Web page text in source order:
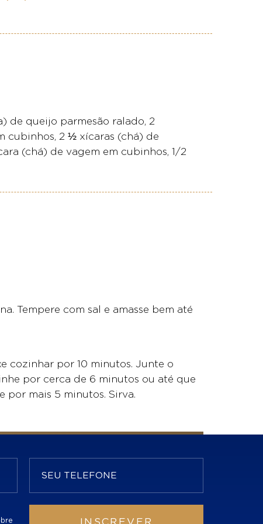
de queijo parmesão ralado, 2
cubinhos, 2 ½ xícaras (chá) de
(chá) de vagem em cubinhos, 1/2
Tempere com sal e amasse bem até
cozinhar por 10 minutos. Junte o
por cerca de 6 minutos ou até que
por mais 5 minutos. Sirva.